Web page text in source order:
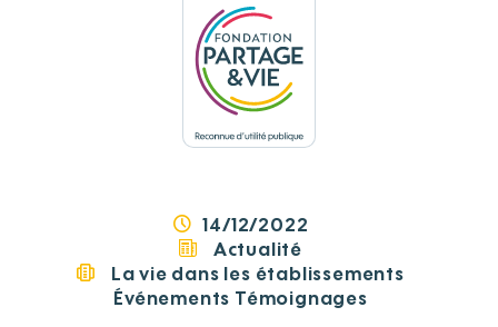
14/12/2022
Actualité
La vie dans les établissements
Événements
Témoignages
Panneau de gestion des cookies